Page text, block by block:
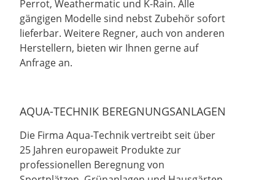
Perrot, Weathermatic und K-Rain. Alle
gängigen Modelle sind nebst Zubehör sofort
lieferbar. Weitere Regner, auch von anderen
Herstellern, bieten wir Ihnen gerne auf
Anfrage an.
AQUA-TECHNIK BEREGNUNGSANLAGEN
Die Firma Aqua-Technik vertreibt seit über
25 Jahren europaweit Produkte zur
professionellen Beregnung von